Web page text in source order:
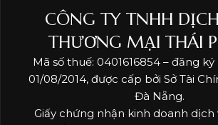
CÔNG TY TNHH
THƯƠNG MẠI THÁI
Mã số thuế: 0401616854 – đăng
01/08/2014, được cấp bởi Sở Tài
Đà Nẵng.
Giấy chứng nhận kinh doanh dịch